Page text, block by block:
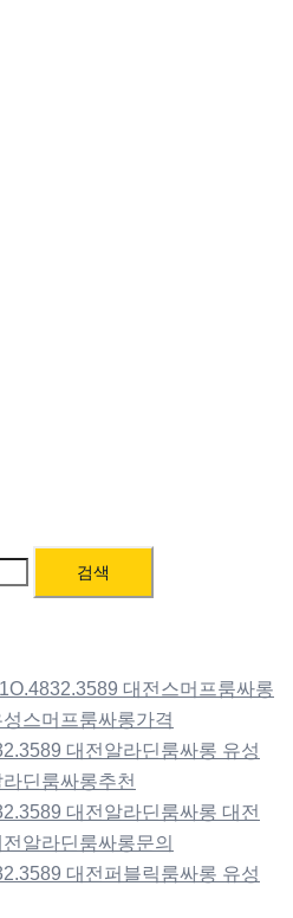
대전스머프룸싸롱
스머프룸싸롱가격
대전알라딘룸싸롱 유성
딘룸싸롱추천
대전알라딘룸싸롱 대전
알라딘룸싸롱문의
대전퍼블릭룸싸롱 유성